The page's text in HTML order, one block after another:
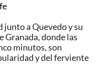
a Quevedo y su
Granada, donde las
minutos, son
y del ferviente